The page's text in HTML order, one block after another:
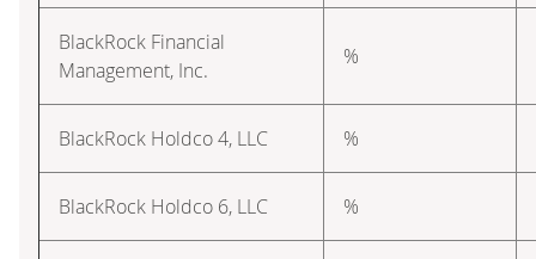
BlackRock Financial
Management, Inc.
%
BlackRock Holdco 4, LLC %
BlackRock Holdco 6, LLC %